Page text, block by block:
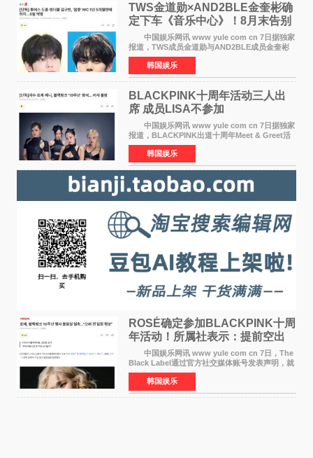
TWS金道勋×AND2BLE金奎彬确
定下车《音乐中心》！8月末告别
MC席位
中国娱乐网讯 www yule com cn 7日据独家
报道，TWS成员金道勋与AND2BLE成员金奎彬
将于8月离开《音乐中心》MC的位置。 金道
勋与金奎彬于去年3月与H2H A-NA一起被选为
《音乐中心》MC，约1
韩国娱乐
BLACKPINK十周年活动三人出
席 成员LISA不参加
中国娱乐网讯 www yule com cn 7日据独家
报道，BLACKPINK出道十周年Meet & Greet活
动将由智秀、ROS&Eacute;、JENNIE出席，
LISA将缺席。 此前BLACKPINK所属社YG并
未为组合出道十周年做
韩国娱乐
ROSÉ确定参加BLACKPINK十周
年活动！所属社表示：提前空出
了时间
中国娱乐网讯 www yule com cn 7日，The
Black Label通过官方社交媒体账号发表声明，就
近期网络上关于ROS&Eacute;个人行程及是否参
加BLACKPINK出道纪念活动的种种猜测作出正
式回应。 Th
韩国娱乐